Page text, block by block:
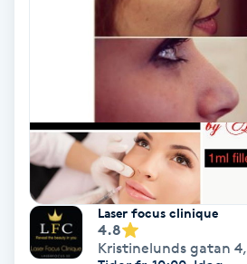
Fotmassage
Fotsvamp
Fotvård
Laser focus clinique
4.8
Kristinelunds gatan 4,